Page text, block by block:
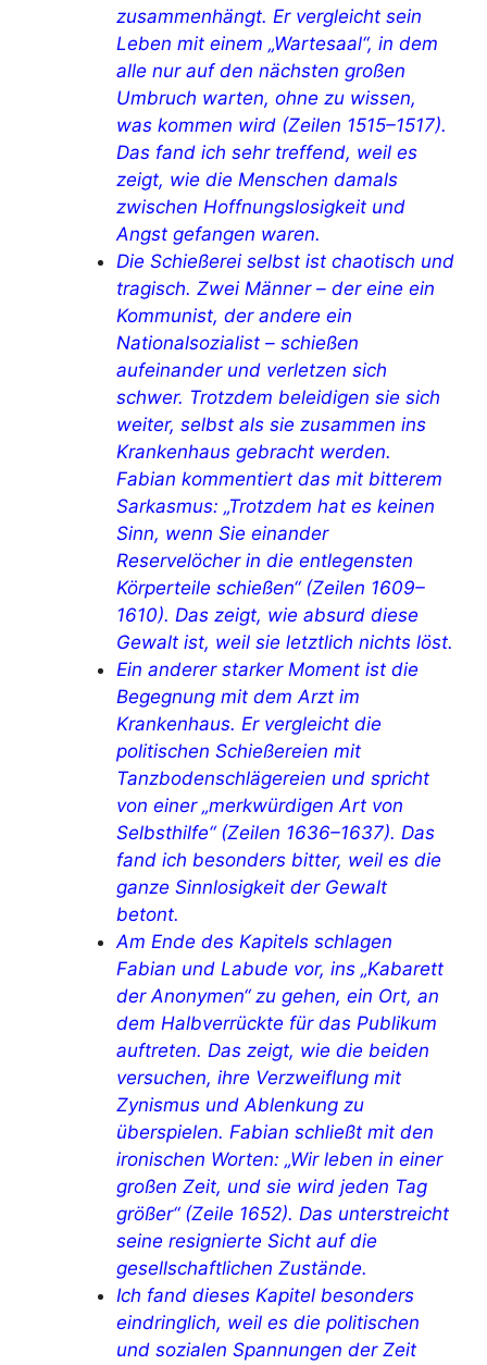
zusammenhängt. Er vergleicht sein
Leben mit einem „Wartesaal“, in dem
alle nur auf den nächsten großen
Umbruch warten, ohne zu wissen,
was kommen wird (Zeilen 1515–1517).
Das fand ich sehr treffend, weil es
zeigt, wie die Menschen damals
zwischen Hoffnungslosigkeit und
Angst gefangen waren.
Die Schießerei selbst ist chaotisch und
tragisch. Zwei Männer – der eine ein
Kommunist, der andere ein
Nationalsozialist – schießen
aufeinander und verletzen sich
schwer. Trotzdem beleidigen sie sich
weiter, selbst als sie zusammen ins
Krankenhaus gebracht werden.
Fabian kommentiert das mit bitterem
Sarkasmus: „Trotzdem hat es keinen
Sinn, wenn Sie einander
Reservelöcher in die entlegensten
Körperteile schießen“ (Zeilen 1609–
1610). Das zeigt, wie absurd diese
Gewalt ist, weil sie letztlich nichts löst.
Ein anderer starker Moment ist die
Begegnung mit dem Arzt im
Krankenhaus. Er vergleicht die
politischen Schießereien mit
Tanzbodenschlägereien und spricht
von einer „merkwürdigen Art von
Selbsthilfe“ (Zeilen 1636–1637). Das
fand ich besonders bitter, weil es die
ganze Sinnlosigkeit der Gewalt
betont.
Am Ende des Kapitels schlagen
Fabian und Labude vor, ins „Kabarett
der Anonymen“ zu gehen, ein Ort, an
dem Halbverrückte für das Publikum
auftreten. Das zeigt, wie die beiden
versuchen, ihre Verzweiflung mit
Zynismus und Ablenkung zu
überspielen. Fabian schließt mit den
ironischen Worten: „Wir leben in einer
großen Zeit, und sie wird jeden Tag
größer“ (Zeile 1652). Das unterstreicht
seine resignierte Sicht auf die
gesellschaftlichen Zustände.
Ich fand dieses Kapitel besonders
eindringlich, weil es die politischen
und sozialen Spannungen der Zeit